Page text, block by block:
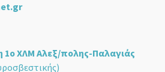
1ο ΧΛΜ Αλεξ/πολης-Παλαγιάς